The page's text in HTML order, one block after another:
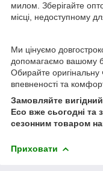
милом. Зберігайте
місці, недоступному
Ми цінуємо
допомагаємо вашому
Обирайте оригінальну
впевненості та
Замовляйте
Eco вже сьогодні та
сезонним товаром
Приховати